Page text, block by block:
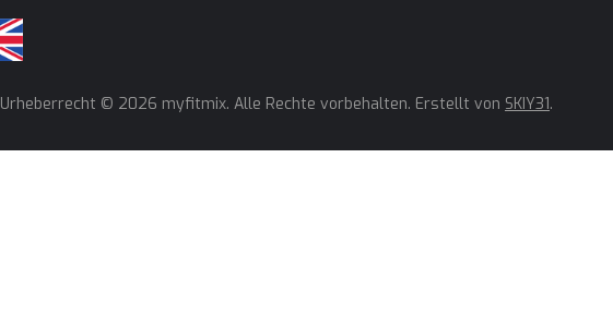
Urheberrecht © 2026 myfitmix. Alle Rechte vorbehalten. Erstellt von SKIY31.